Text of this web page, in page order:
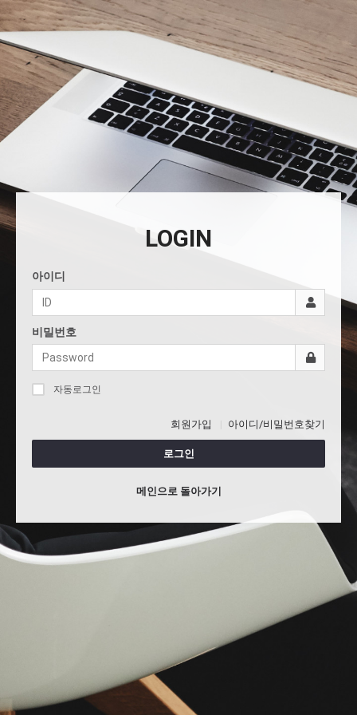
LOGIN
아이디
비밀번호
자동로그인
회원가입 아이디/비밀번호찾기
로그인
메인으로 돌아가기